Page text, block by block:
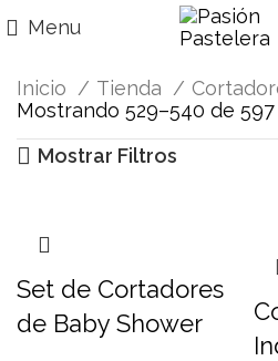
Menu
Inicio Tienda
Mostrando 529–540 de
Mostrar Filtros
Set de Cortadores
de Baby Shower